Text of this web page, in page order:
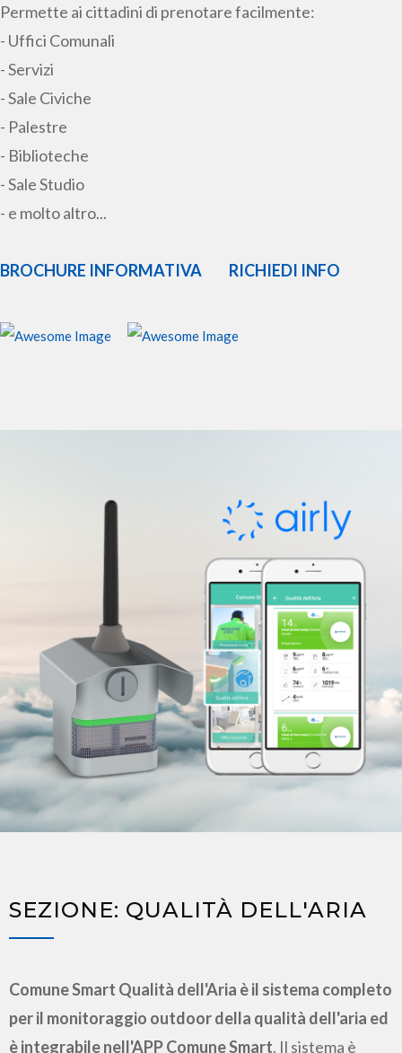
Permette ai cittadini di prenotare facilmente:
- Uffici Comunali
- Servizi
- Sale Civiche
- Palestre
- Biblioteche
- Sale Studio
- e molto altro...
BROCHURE INFORMATIVA RICHIEDI INFO
SEZIONE: QUALITÀ DELL'ARIA
Comune Smart Qualità dell'Aria è il sistema completo
per il monitoraggio outdoor della qualità dell'aria ed
è integrabile nell'APP Comune Smart. Il sistema è